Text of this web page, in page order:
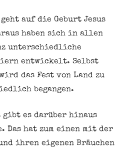
auf die Geburt Jesus
haben sich in allen
unterschiedliche
entwickelt. Selbst
das Fest von Land zu
begangen.
gibt es darüber hinaus
Das hat zum einen mit der
ihren eigenen Bräuchen